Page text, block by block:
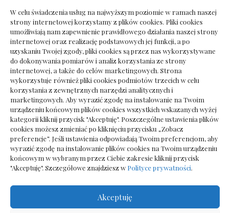
W celu świadczenia usług na najwyższym poziomie w ramach naszej
strony internetowej korzystamy z plików cookies. Pliki cookies
umożliwiają nam zapewnienie prawidłowego działania naszej strony
internetowej oraz realizację podstawowych jej funkcji, a po
uzyskaniu Twojej zgody, pliki cookies są przez nas wykorzystywane
do dokonywania pomiarów i analiz korzystania ze strony
internetowej, a także do celów marketingowych. Strona
wykorzystuje również pliki cookies podmiotów trzecich w celu
korzystania z zewnętrznych narzędzi analitycznych i
marketingowych. Aby wyrazić zgodę na instalowanie na Twoim
urządzeniu końcowym plików cookies wszystkich wskazanych wyżej
kategorii kliknij przycisk "Akceptuję". Poszczególne ustawienia plików
cookies możesz zmieniać po kliknięciu przycisku „Zobacz
preferencje”. Jeśli ustawienia odpowiadają Twoim preferencjom, aby
wyrazić zgodę na instalowanie plików cookies na Twoim urządzeniu
końcowym w wybranym przez Ciebie zakresie kliknij przycisk
"Akceptuję". Szczegółowe znajdziesz w Polityce prywatności.
Akceptuję
Dokumenty do odbioru przy zmianie biura
rachunkowego